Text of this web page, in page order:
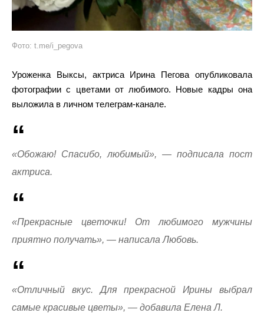
Фото: t.me/i_pegova
Уроженка Выксы, актриса Ирина Пегова опубликовала
фотографии с цветами от любимого. Новые кадры она
выложила в личном телеграм-канале.
«Обожаю! Спасибо, любимый», — подписала пост
актриса.
«Прекрасные цветочки! От любимого мужчины
приятно получать», — написала Любовь.
«Отличный вкус. Для прекрасной Ирины выбрал
самые красивые цветы», — добавила Елена Л.